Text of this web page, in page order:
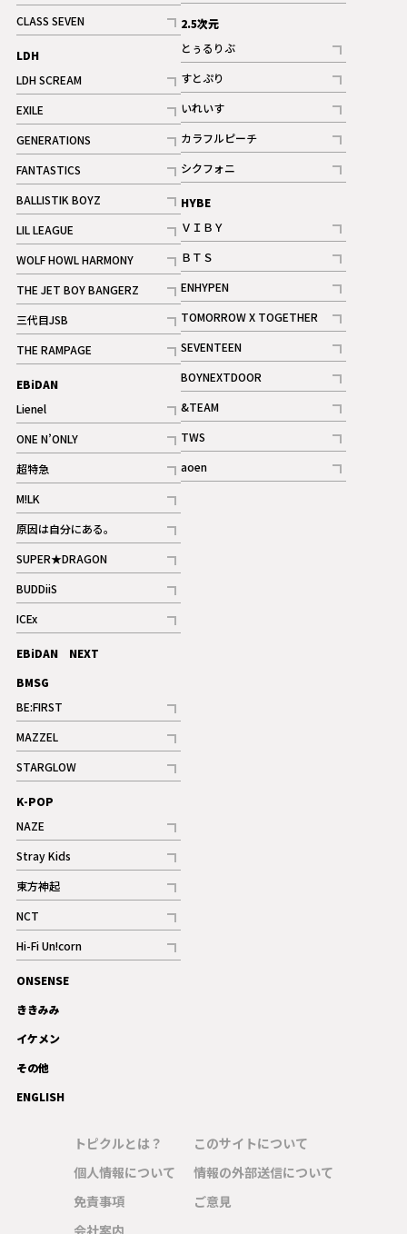
記事
CLASS SEVEN
記事
LDH
LDH SCREAM
記事
EXILE
記事
GENERATIONS
記事
FANTASTICS
記事
BALLISTIK BOYZ
記事
LIL LEAGUE
記事
WOLF HOWL HARMONY
記事
THE JET BOY BANGERZ
記事
三代目JSB
記事
THE RAMPAGE
記事
ギャラリー
EBiDAN
Lienel
記事
ONE N’ONLY
記事
超特急
記事
M!LK
記事
原因は自分にある。
記事
SUPER★DRAGON
記事
BUDDiiS
記事
ICEx
記事
EBiDAN NEXT
BMSG
BE:FIRST
記事
ギャラリー
MAZZEL
記事
ギャラリー
STARGLOW
記事
記事
2.5次元
とぅるりぶ
記事
すとぷり
記事
ギャラリー
いれいす
記事
ギャラリー
カラフルピーチ
記事
シクフォニ
記事
HYBE
ＶＩＢＹ
記事
ＢＴＳ
記事
ENHYPEN
記事
TOMORROW X TOGETHER
記事
ギャラリー
SEVENTEEN
記事
BOYNEXTDOOR
記事
&TEAM
記事
TWS
記事
aoen
記事
K-POP
NAZE
記事
Stray Kids
記事
東方神起
記事
NCT
記事
Hi-Fi Un!corn
記事
ギャラリー
ONSENSE
ききみみ
イケメン
その他
ENGLISH
トピクルとは？
個人情報について
免責事項
このサイトについて
情報の外部送信について
ご意見